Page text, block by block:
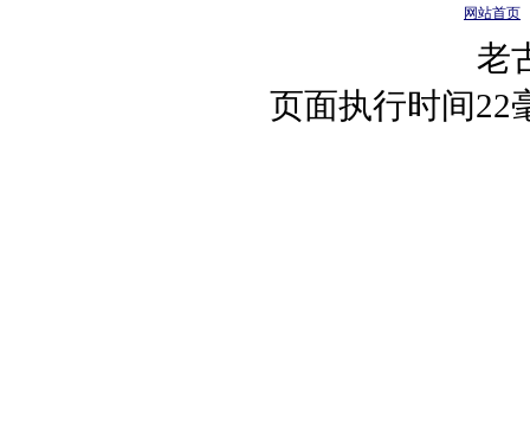
网站首页
老
页面执行时间